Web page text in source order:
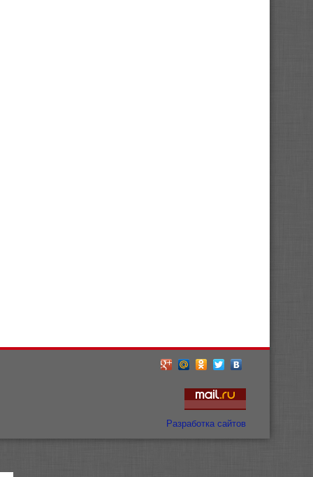
Разработка сайтов